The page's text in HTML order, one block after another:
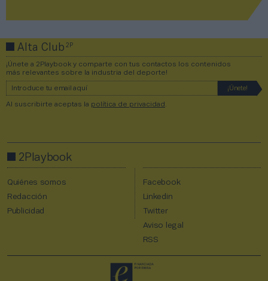
Alta Club2P
¡Únete a 2Playbook y comparte con tus contactos los contenidos
más relevantes sobre la industria del deporte!
Al suscribirte aceptas la política de privacidad .
2Playbook
Quiénes somos
Redacción
Publicidad
Facebook
Linkedin
Twitter
Aviso legal
RSS